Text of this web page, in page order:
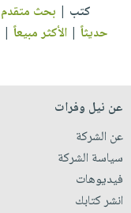
كتب | بحث متقدم
حديثاً |الأكثر مبيعاً |
عن نيل وفرات
عن الشركة
سياسة الشركة
فيديوهات
انشر كتابك